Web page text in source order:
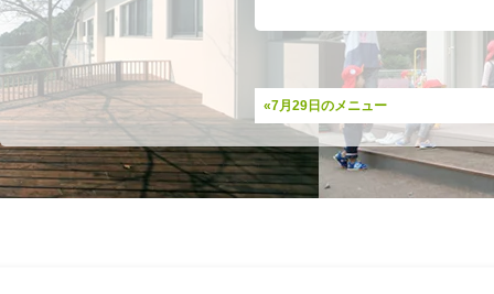
«7月29日のメニュー